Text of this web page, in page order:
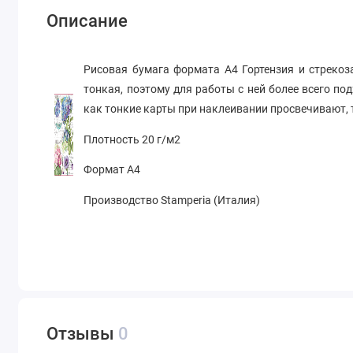
Описание
Рисовая бумага формата А4 Гортензия и
тонкая, поэтому для работы с ней более всего
как тонкие карты при наклеивании
Плотность 20 г/м2
Формат А4
Производство Stamperia (Италия)
Отзывы 0